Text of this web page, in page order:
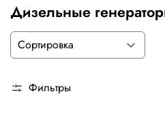
Дизельные
Фильтры